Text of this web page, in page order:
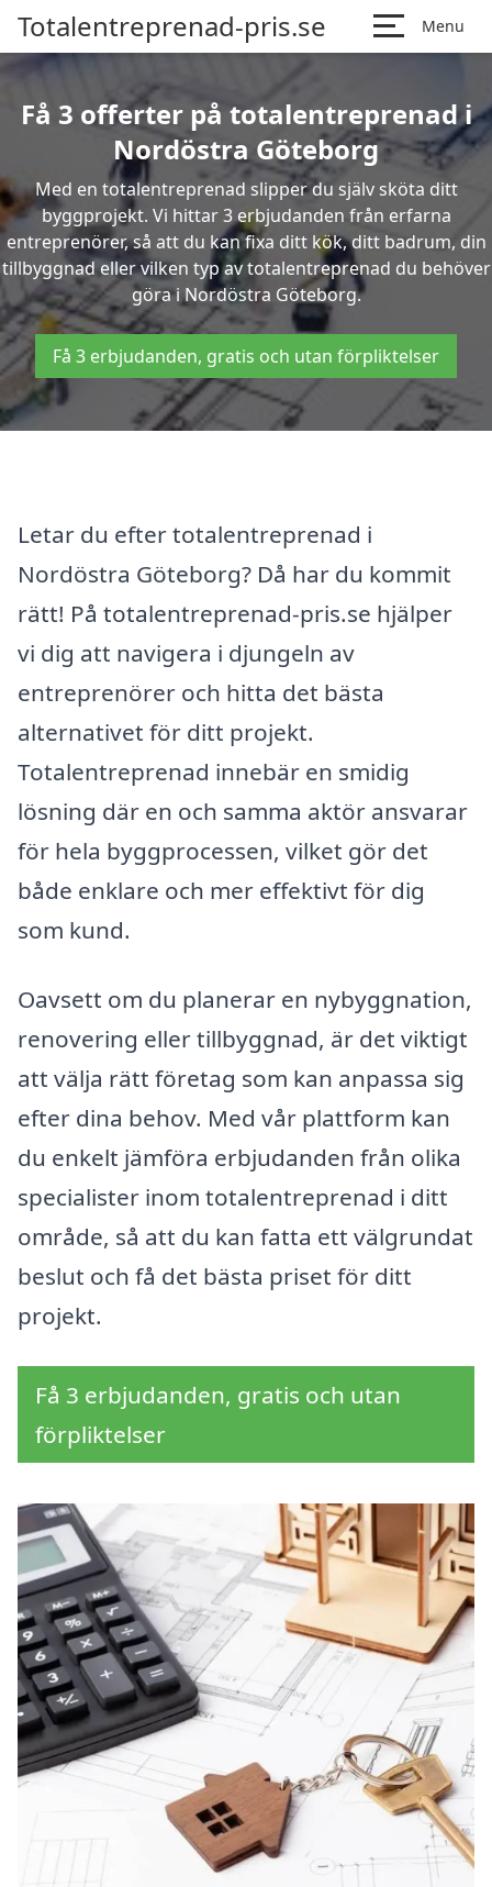
Totalentreprenad-pris.se Menu
Få 3 offerter på totalentreprenad i
Nordöstra Göteborg
Med en totalentreprenad slipper du själv sköta ditt
byggprojekt. Vi hittar 3 erbjudanden från erfarna
entreprenörer, så att du kan fixa ditt kök, ditt badrum, din
tillbyggnad eller vilken typ av totalentreprenad du behöver
göra i Nordöstra Göteborg.
Få 3 erbjudanden, gratis och utan förpliktelser
Letar du efter totalentreprenad i
Nordöstra Göteborg? Då har du kommit
rätt! På totalentreprenad-pris.se hjälper
vi dig att navigera i djungeln av
entreprenörer och hitta det bästa
alternativet för ditt projekt.
Totalentreprenad innebär en smidig
lösning där en och samma aktör ansvarar
för hela byggprocessen, vilket gör det
både enklare och mer effektivt för dig
som kund.
Oavsett om du planerar en nybyggnation,
renovering eller tillbyggnad, är det viktigt
att välja rätt företag som kan anpassa sig
efter dina behov. Med vår plattform kan
du enkelt jämföra erbjudanden från olika
specialister inom totalentreprenad i ditt
område, så att du kan fatta ett välgrundat
beslut och få det bästa priset för ditt
projekt.
Få 3 erbjudanden, gratis och utan
förpliktelser